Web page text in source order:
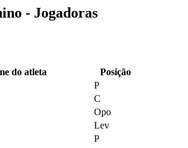
- Jogadoras
do atleta
Posição
P
C
Opo
Lev
P